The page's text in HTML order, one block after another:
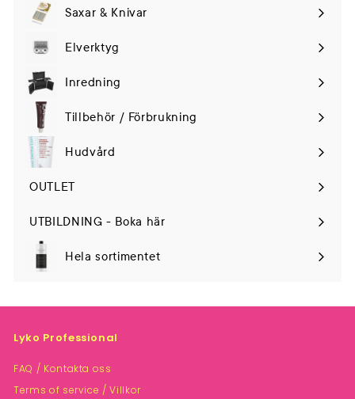
Saxar & Knivar
Elverktyg
Expand
submenuInredning
Tillbehör / Förbrukning
Hudvård
Expand
submenu
OUTLET
UTBILDNING - Boka här
Hela sortimentet
Lyko Professional
FAQ / Kontakta oss
Terms of service / Villkor